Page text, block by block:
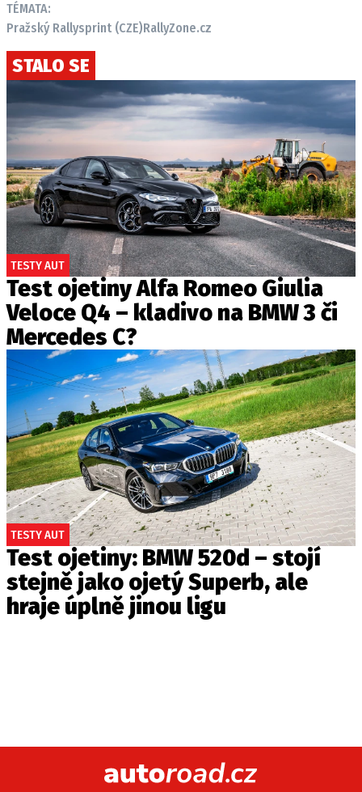
TÉMATA:
Pražský Rallysprint (CZE)RallyZone.cz
STALO SE
TESTY AUT
Test ojetiny Alfa Romeo Giulia
Veloce Q4 – kladivo na BMW 3 či
Mercedes C?
TESTY AUT
Test ojetiny: BMW 520d – stojí
stejně jako ojetý Superb, ale
hraje úplně jinou ligu